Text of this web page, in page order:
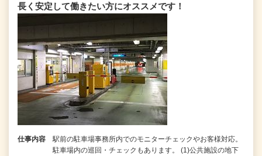
長く安定して働きたい方にオススメです！
仕事内容
駅前の駐車場事務所内でのモニターチェックやお客様対応。
駐車場内の巡回・チェックもあります。 (1)公共施設の地下